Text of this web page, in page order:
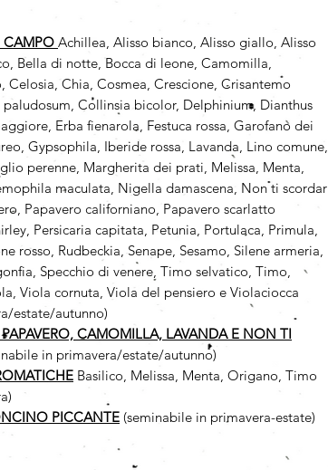
CAMPO Achillea, Alisso bianco, Alisso giallo, Alisso
Bella di notte, Bocca di leone, Camomilla,
Celosia, Chia, Cosmea, Crescione, Crisantemo
Collinsia bicolor, Delphinium, Dianthus
Erba fienarola, Festuca rossa, Garofano dei
Gypsophila, Iberide rossa, Lavanda, Lino comune,
perenne, Margherita dei prati, Melissa, Menta,
maculata, Nigella damascena, Non ti scordar
Papavero californiano, Papavero scarlatto
Persicaria capitata, Petunia, Portulaca, Primula,
rosso, Rudbeckia, Senape, Sesamo, Silene armeria,
Specchio di venere, Timo selvatico, Timo,
Viola cornuta, Viola del pensiero e Violaciocca
estate/autunno)
CAMOMILLA, LAVANDA E NON TI
in primavera/estate/autunno)
Basilico, Melissa, Menta, Origano, Timo
PICCANTE (seminabile in primavera-estate)